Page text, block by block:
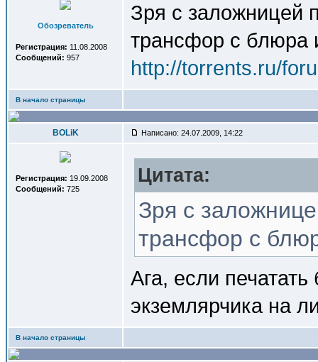
Обозреватель
Регистрация: 11.08.2008
Сообщений: 957
Зря с заложницей
трансфор с блюра
http://torrents.ru/
В начало страницы
BOLiK Написано: 24.07.2009, 14:22
Регистрация: 19.09.2008
Сообщений: 725
Цитата:
Зря с
трансфор с
Ага, если печатать
экземлярчика на
В начало страницы